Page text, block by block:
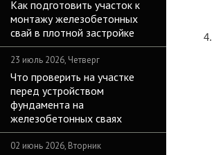
Как подготовить участок к
монтажу железобетонных
свай в плотной застройке
23 июль 2026, Четверг
Что проверить на участке
перед устройством
фундамента на
железобетонных сваях
02 июнь 2026, Вторник